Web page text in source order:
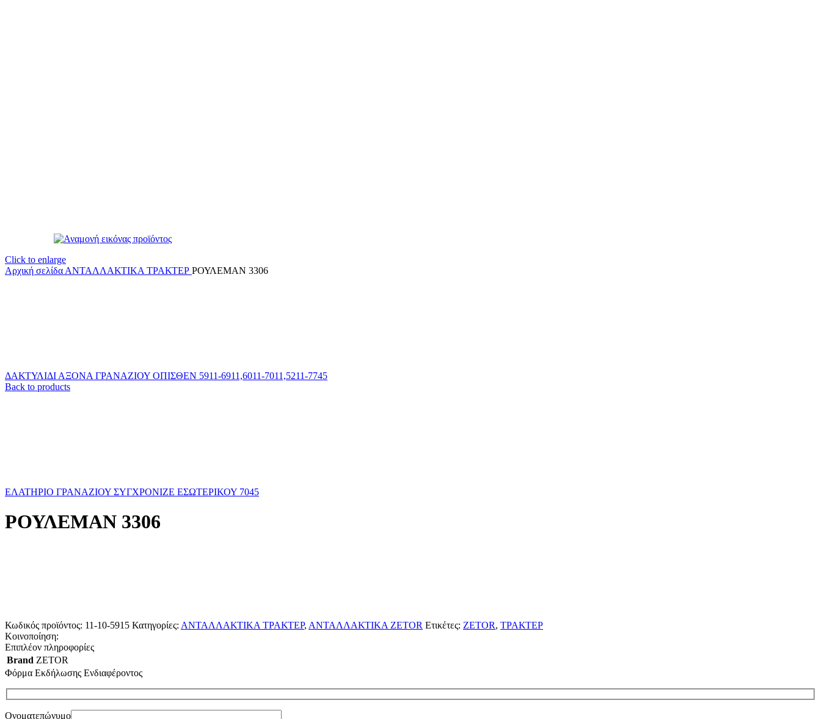
Click to enlarge
Αρχική σελίδα ΑΝΤΑΛΛΑΚΤΙΚΑ ΤΡΑΚΤΕΡ ΡΟΥΛΕΜΑΝ 3306
ΔΑΚΤΥΛΙΔΙ ΑΞΟΝΑ ΓΡΑΝΑΖΙΟΥ ΟΠΙΣΘΕΝ 5911-6911,6011-7011,5211-7745
Back to products
ΕΛΑΤΗΡΙΟ ΓΡΑΝΑΖΙΟΥ ΣΥΓΧΡΟΝΙΖΕ ΕΣΩΤΕΡΙΚΟΥ 7045
ΡΟΥΛΕΜΑΝ 3306
Κωδικός προϊόντος: 11-10-5915 Κατηγορίες: ΑΝΤΑΛΛΑΚΤΙΚΑ ΤΡΑΚΤΕΡ, ΑΝΤΑΛΛΑΚΤΙΚΑ ZETOR Ετικέτες: ZETOR, ΤΡΑΚΤΕΡ
Κοινοποίηση:
Επιπλέον πληροφορίες
Brand ZETOR
Φόρμα Εκδήλωσης Ενδιαφέροντος
Ονοματεπώνυμο